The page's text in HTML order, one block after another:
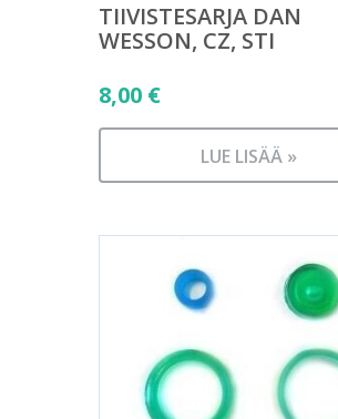
TIIVISTESARJA DAN
WESSON, CZ, STI
8,00 €
LUE LISÄÄ »